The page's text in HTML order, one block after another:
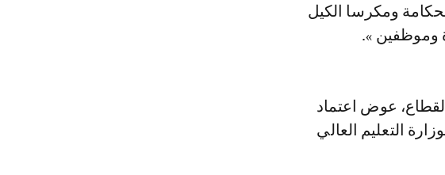
ومكرسا الكيل
وموظفين ».
عوض اعتماد
التعليم العالي